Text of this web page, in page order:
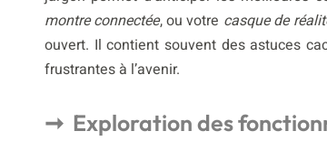
montre connectée, ou votre casque de
ouvert. Il contient souvent des astuces
frustrantes à l’avenir.
Exploration des